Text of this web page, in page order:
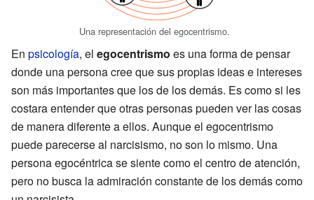
Una representación del egocentrismo.
En psicología, el egocentrismo es una forma de pensar
donde una persona cree que sus propias ideas e intereses
son más importantes que los de los demás. Es como si les
costara entender que otras personas pueden ver las cosas
de manera diferente a ellos. Aunque el egocentrismo
puede parecerse al narcisismo, no son lo mismo. Una
persona egocéntrica se siente como el centro de atención,
pero no busca la admiración constante de los demás como